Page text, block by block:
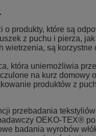
produkty, które są
z puchu i pierza,
są
która uniemożliwia
na kurz domowy
produktów z
przebadania
OEKO-TEX®
badania wyrobów